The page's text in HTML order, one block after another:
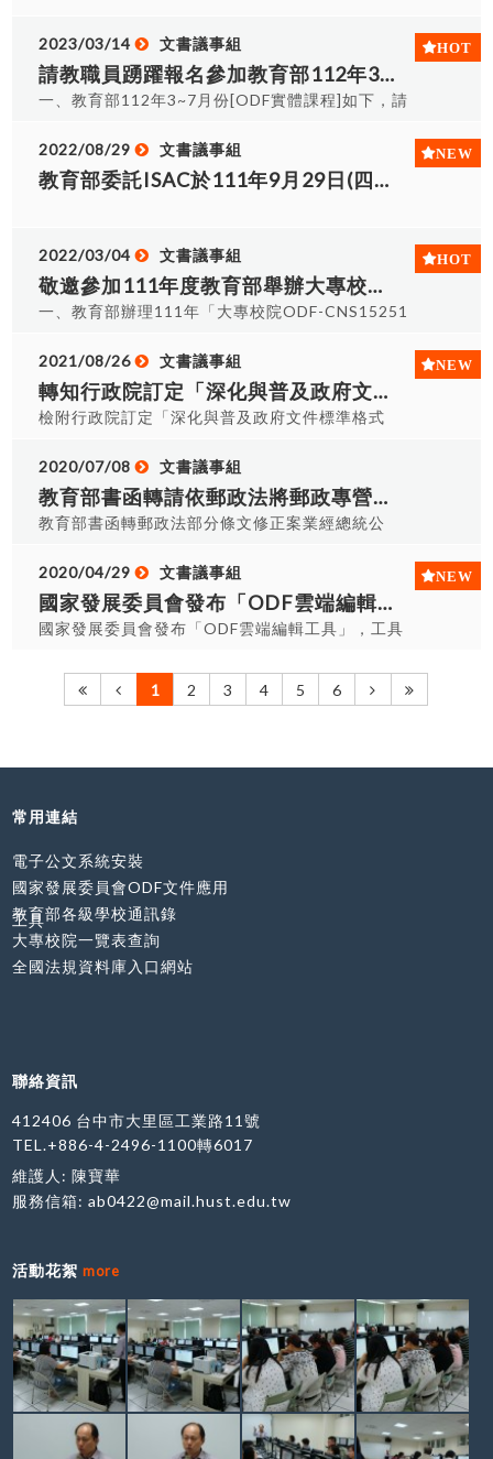
報名網站
https://seminars.tca.org.tw/D12a01694.aspx。
2023/03/14 文書議事組
請教職員踴躍報名參加教育部112年3~7月份[ODF實體課程]
一、教育部112年3~7月份[ODF實體課程]如下，請
行單位：社團法人中華民國大專校院資訊服務協會
(三)課程期間：112年3月~7月，每場3小時。 (四)
參加對象：大專校院之專任或兼任教師、行政人
https://seminars.tca.org.tw/D12a01694.aspx
(六)聯絡窗口：張育嘉秘書，(02)2577-
4249#863，isac_blaire@mail.isac.org.tw(七)注意
事項： 1.若個別場次報名人數未滿30位，執行單位
執行單位發予研習證明。 (八)舉辦場次：實體課程
(14場，依中央流行疫情指揮中心及教育部公布之防
疫原則進行滾動式調整) 區區域 內容 開課時間 授課
日(五) 9:00-12:00 陳飛亨 輔仁大學 文開樓4樓
LE403教室 新北市新莊區中正路510號 資訊中心 胡
智勛組長 (02)2905-
3645067225@mail.fju.edu.tw Calc (試算表) 3月
31日(五) 14:00-17:00 孫賜萍 文化大學 推廣部(建
國本部) 208電腦教室 台北市建國南路二段231號 資
訊處 何美彤助理 (02)7737-8979#16404
hmt2@pccu.edu.tw Writer (文書處理) 4月10日
樓R312電腦教室 臺北市北投區學園路1號 電算中心
陳俊文先生 (02)2896-
4564#2566wtlin@mail.mcu.edu.tw Writer (文書
處理) 4月26日(三) 9:00-12:00 侯語彤 臺北醫學大
學校本部 (信義校區)電腦教室B 臺北市吳興街250號
臺北醫學大學杏春樓2樓 資訊處 李佩珊小姐
(02)6620-2589#10308sandylee@tmu.edu.tw
Calc (試算表) 5月08日(一) 14:00-17:00 蔡凱如 明
新科技大學 資訊大樓 電腦教室2D 新竹縣新豐鄉新
一段56號 電算中心 王錦娟小姐 (02)2311-
1531#2232jessica@scu.edu.tw 中部 Calc (試算
表) 5月16日(二) 14:00-17:00 孫賜萍 朝陽科技大學
管理大樓T2-507電腦教室 臺中市霧峰區吉峰東路
168號 圖資處系統組 邱嘉信先生 (04)2332-
3000#3090chsin@cyut.edu.tw Writer (文書處
理學院1F電腦教室M024 台中市西屯區台灣大道四
0121#30239wudennis@thu.edu.tw Impress (簡
報編輯) 7月12日(三) 14:00-17:00 蔡凱如 國立臺灣
體育運動大學 301電腦教室 臺中市北區雙十路一段
16號 圖書資訊處 林大豐先生 （04）2221-
3108#3351dflin@ntus.edu.tw 南部 Writer (文書
處理) 3月22日(三) 13:30-16:30 陳飛亨 崑山科技大
2022/08/29 文書議事組
教育部委託ISAC於111年9月29日(四)14:00-17:00在東海大學舉辦ODF之「Writer進階」研習，請同仁踴躍報名參加。
2022/03/04 文書議事組
敬邀參加111年度教育部舉辦大專校院ODF[推廣研習課程]與[競賽活動]
一、教育部辦理111年「大專校院ODF-CNS15251
動]兩個階段，報名對象為全國大專校院之專任或兼
任教師、行政人員，教師可先報名參加推廣課程，
再依個別教師ODF推廣成果，自行報名參與競賽活
二、[ODF推廣研習課程]: 自111年3月7至31日開
課，共計15場(含6場次線上同步教學課程及9場次實
體課程)，每場次3小時，報名時間自即日起至各場
次開課前3天，參加人員由承辦單位提供研習證明，
程報名網址：
https://seminars.tca.org.tw/D12a01424.aspx。
線上同步教學課程共分3個主題Writer、Calc、
課程分別為3/11、3/10、3/24。 實體課程以進階
課程為主，中部地區課程時間為3/16、3/24、
傳期間自即日起至111年7月3日(星期日)止，參賽教
效者，由執行單位提供參賽證明，競賽報名網址：
工踴躍報名參加!
2021/08/26 文書議事組
轉知行政院訂定「深化與普及政府文件標準格式(CNS-15251)實施計畫」(110-112年)
檢附行政院訂定「深化與普及政府文件標準格式
開放ODF文件格式普及至一般民眾。 此計畫以持續
落實ODF政府檔案文件流通，包含機關網站提供民
眾下載之文件、電子公文附件、電子郵件附件、採
者，應以採用ODF文件格式為原則；如為非可編輯
者，則採用PDF文件格式。 深化ODF實施計畫請參
閱。
2020/07/08 文書議事組
教育部書函轉請依郵政法將郵政專營之郵件(如:明信片、郵簡、500公克或郵資＄104以下之信函)交由郵局遞送(108年11月1日施行)。
教育部書函轉郵政法部分條文修正案業經總統公
500公克或郵資＄104以下之信函)交由中華郵政公
司遞送並於108年11月1日施行。
2020/04/29 文書議事組
國家發展委員會發布「ODF雲端編輯工具」
國家發展委員會發布「ODF雲端編輯工具」，工具
(www.ndc.gov.tw)首頁>主要業務>數位發展規劃>
基礎服務>開放文件格式>ODF雲端編輯工具。
1 2 3 4 5 6
常用連結
電子公文系統安裝
國家發展委員會ODF文件應用
工具
教育部各級學校通訊錄
大專校院一覽表查詢
全國法規資料庫入口網站
聯絡資訊
412406 台中市大里區工業路11號
TEL.+886-4-2496-1100轉6017
維護人: 陳寶華
服務信箱:ab0422@mail.hust.edu.tw
活動花絮more